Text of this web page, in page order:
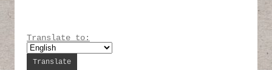
Translate to: